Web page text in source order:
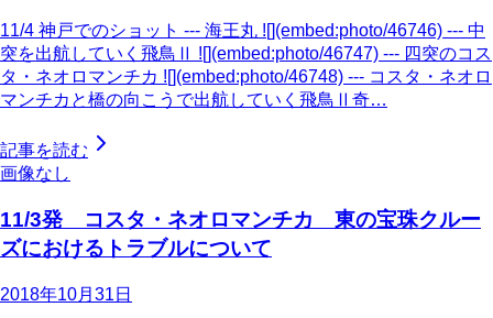
11/4 神戸でのショット --- 海王丸 ![](embed:photo/46746) --- 中
突を出航していく飛鳥Ⅱ ![](embed:photo/46747) --- 四突のコス
タ・ネオロマンチカ ![](embed:photo/46748) --- コスタ・ネオロ
マンチカと橋の向こうで出航していく飛鳥Ⅱ奇…
記事を読む
画像なし
11/3発 コスタ・ネオロマンチカ 東の宝珠クルー
ズにおけるトラブルについて
2018年10月31日